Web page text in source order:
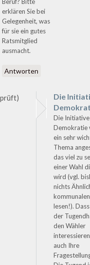
Beruf? Bitte
erklären Sie bei
Gelegenheit, was
für sie ein gutes
Ratsmitglied
ausmacht.
Antworten
Die
Die Initiative
Demokratie
ein sehr
Thema
das viel zu
einer Wahl
wird (vgl.
nichts
lesen!).
der
den Wähler
auch Ihre